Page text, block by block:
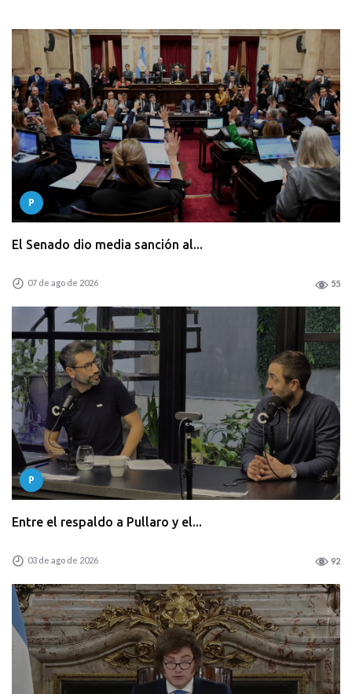
P
El Senado dio media sanción al...
07 de ago de 2026 55
P
Entre el respaldo a Pullaro y el...
03 de ago de 2026 92